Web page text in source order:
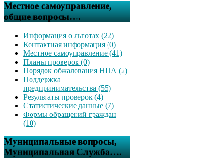
Местное самоуправление,
общие вопросы….
Информация о льготах (22)
Контактная информация (0)
Местное самоуправление (41)
Планы проверок (0)
Порядок обжалования НПА (2)
Поддержка
предпринимательства (55)
Результаты проверок (4)
Статистические данные (7)
Формы обращений граждан
(10)
Муниципальные вопросы,
Муниципальная Служба….